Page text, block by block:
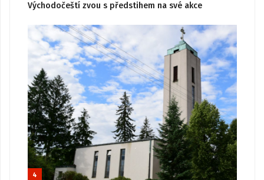
Východočeští zvou s předstihem na své akce
4